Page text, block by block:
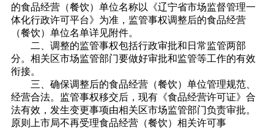
的食品经营（餐饮）单位名称以《辽宁省市场监督管理一
体化行政许可平台》为准，监管事权调整后的食品经营
（餐饮）单位名单详见附件。
二、调整的监管事权包括行政审批和日常监管两部
分。相关区市场监管部门要做好审批和监管等工作的有效
衔接。
三、确保调整后的食品经营（餐饮）单位管理规范、
经营合法。监管事权移交后，现有《食品经营许可证》合
法有效，发生变更事项由相关区市场监管部门负责审批。
原则上市局不再受理食品经营（餐饮）相关许可事